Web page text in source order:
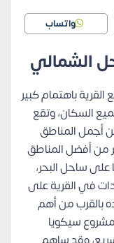
واتساب
الشمالي
باهتمام كبير
السكان، وتقع
أجمل المناطق
من أفضل المناطق
على ساحل البحر،
في القرية على
بالقرب من أهم
سيكويا